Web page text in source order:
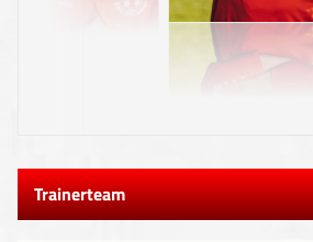
Trainerteam